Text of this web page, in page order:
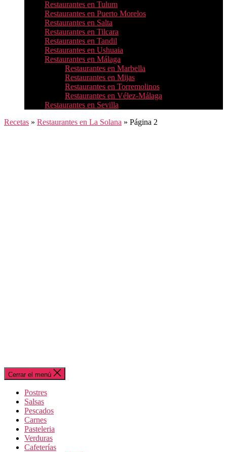
Restaurantes en Tulum
Restaurantes en Puerto Morelos
Restaurantes en Salta
Restaurantes en Tilcara
Restaurantes en Tandil
Restaurantes en Ushuaia
Restaurantes en Málaga
Restaurantes en Marbella
Restaurantes en Mijas
Restaurantes en Torremolinos
Restaurantes en Vélez-Málaga
Restaurantes en Sevilla
Recetas » Restaurantes en La Solana » Página 2
Cerrar el menú
Postres
Salsas
Pescados
Carnes
Pasteleria
Verduras
Cafeterías